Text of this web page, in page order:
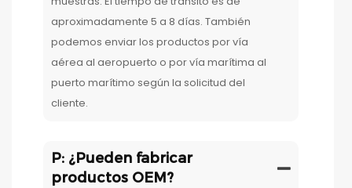
aproximadamente 5 a 8 días. También
podemos enviar los productos por vía
aérea al aeropuerto o por vía marítima al
puerto marítimo según la solicitud del
cliente.
P: ¿Pueden fabricar
productos OEM?